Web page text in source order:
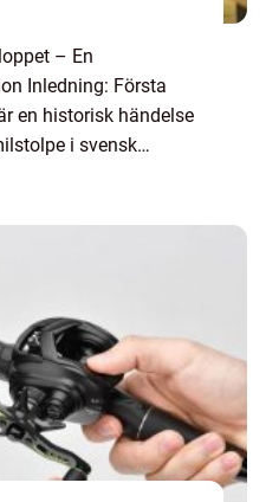
– En
Inledning: Första
en historisk händelse
i svensk